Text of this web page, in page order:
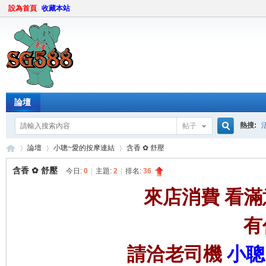
設為首頁 收藏本站
論壇
帖子
索
熱搜:
論壇 小聰~愛的按摩連結 含香 ✿ 舒壓
含香 ✿ 舒壓 今日: 0 主題: 2 排名: 36
來店消費 看
請洽老司機 小聰